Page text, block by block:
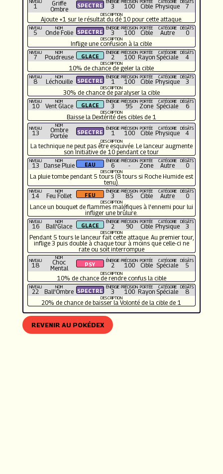
NIVEAU
1
Griffe
Ombre
ÉNERGIE
3
PRÉCISION
100
PORTÉE
Cible
CATÉGORIE
Physique
DÉGÂTS
7
DESCRIPTION
Ajoute +1 sur le résultat du dé 10 pour cette attaque.
NIVEAU
5
NOM
Onde Folie
ÉNERGIE
3
PRÉCISION
100
PORTÉE
Cible
CATÉGORIE
Autre
DÉGÂTS
0
DESCRIPTION
Inflige une confusion à la cible
NIVEAU
7
NOM
Poudreuse
ÉNERGIE
2
PRÉCISION
100
PORTÉE
Rayon
CATÉGORIE
Spéciale
DÉGÂTS
4
DESCRIPTION
10% de chance de geler la cible
NIVEAU
8
NOM
Léchouille
ÉNERGIE
1
PRÉCISION
100
PORTÉE
Cible
CATÉGORIE
Physique
DÉGÂTS
3
DESCRIPTION
30% de chance de paralyser la cible
NIVEAU
10
NOM
Vent Glace
ÉNERGIE
3
PRÉCISION
95
PORTÉE
Zone
CATÉGORIE
Spéciale
DÉGÂTS
6
DESCRIPTION
Baisse la Dextérité des cibles de 1
NIVEAU
13
NOM
Ombre
Portée
ÉNERGIE
1
PRÉCISION
100
PORTÉE
Cible
CATÉGORIE
Physique
DÉGÂTS
4
DESCRIPTION
La technique ne peut pas être esquivée. Le lanceur augmente
son Initiative de 10 pendant ce tour
NIVEAU
13
NOM
Danse Pluie
ÉNERGIE
6
PRÉCISION
-
PORTÉE
Zone
CATÉGORIE
Autre
DÉGÂTS
0
DESCRIPTION
La pluie tombe pendant 5 tours (8 tours si Roche Humide est
tenu).
NIVEAU
14
NOM
Feu Follet
ÉNERGIE
3
PRÉCISION
85
PORTÉE
Cible
CATÉGORIE
Autre
DÉGÂTS
0
DESCRIPTION
Lance un bouquet de flammes maléfiques à l'ennemi pour lui
infliger une brûlure.
NIVEAU
16
NOM
Ball'Glace
ÉNERGIE
2
PRÉCISION
90
PORTÉE
Cible
CATÉGORIE
Physique
DÉGÂTS
3
DESCRIPTION
Pendant 5 tours le lanceur fait cette attaque. Au premier tour,
inflige 3 puis double à chaque tour à moins que celle-ci ne
rate ou soit interrompue
NIVEAU
18
NOM
Choc
Mental
ÉNERGIE
2
PRÉCISION
100
PORTÉE
Cible
CATÉGORIE
Spéciale
DÉGÂTS
5
DESCRIPTION
10% de chance de rendre confus la cible
NIVEAU
22
NOM
Ball'Ombre
ÉNERGIE
3
PRÉCISION
100
PORTÉE
Rayon
CATÉGORIE
Spéciale
DÉGÂTS
8
DESCRIPTION
20% de chance de baisser la Volonté de la cible de 1
REVENIR AU POKÉDEX